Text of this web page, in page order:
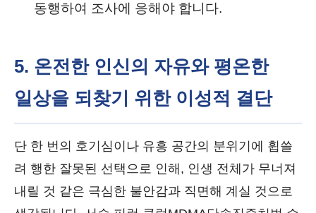
동행하여 조사에 응해야 합니다.
5. 온전한 인신의 자유와 평온한
일상을 되찾기 위한 이성적 결단
단 한 번의 호기심이나 유흥 공간의 분위기에 휩쓸
려 행한 잘못된 선택으로 인해, 인생 전체가 무너져
내릴 것 같은 극심한 불안감과 직면해 계실 것으로